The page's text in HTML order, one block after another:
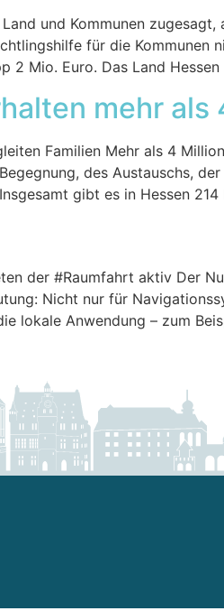
und Kommunen
für die
2 Mio. Euro. Das Land
mehr als
Familien Mehr als 4
des Austauschs,
gibt es in Hessen
der #Raumfahrt aktiv Der
Nicht nur für
lokale Anwendung – zum